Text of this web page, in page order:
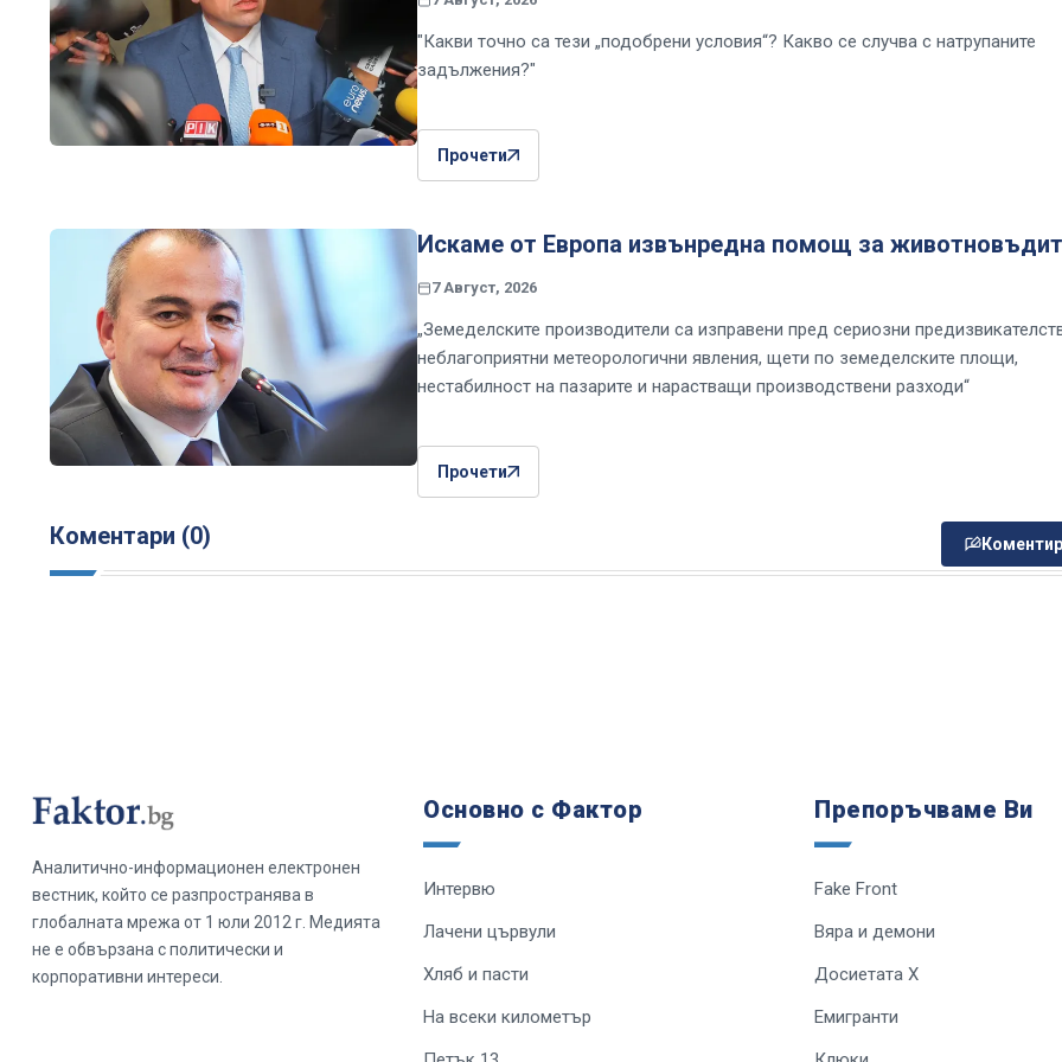
"Какви точно са тези „подобрени условия“? Какво се случва с натрупаните
задължения?"
Прочети
Искаме от Европа извънредна помощ за
7 Август, 2026
„Земеделските производители са изправени пред сериозни
неблагоприятни метеорологични явления, щети по земеделските площи,
нестабилност на пазарите и нарастващи производствени разходи“
Прочети
Коментари (0)
Аналитично-информационен електронен
вестник, който се разпространява в
глобалната мрежа от 1 юли 2012 г. Медията
не е обвързана с политически и
корпоративни интереси.
Основно с Фактор
Интервю
Лачени цървули
Хляб и пасти
На всеки километър
Препоръчваме Ви
Fake Front
Вяра и демони
Досиетата Х
Емигранти